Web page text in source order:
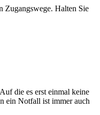
Zugangswege. Halten Sie
die es erst einmal keine
ein Notfall ist immer auch